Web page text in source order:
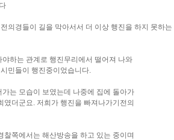
의경들이 길을 막아서서 더 이상 행진을 하지 못하
하는 관계로 행진무리에서 떨어져 나와
민들이 행진중이었습니다.
는 모습이 보였는데 나중에 집에 돌아가
더군요. 저희가 행진을 빠져나가기전의
쪽에서는 해산방송을 하고 있는 중이며